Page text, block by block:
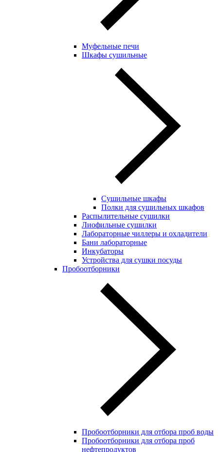
Муфельные печи
Шкафы сушильные
Сушильные шкафы
Полки для сушильных шкафов
Распылительные сушилки
Лиофильные сушилки
Лабораторные чиллеры и охладители
Бани лабораторные
Инкубаторы
Устройства для сушки посуды
Пробоотборники
Пробоотборники для отбора проб воды
Пробоотборники для отбора проб
нефтепродуктов